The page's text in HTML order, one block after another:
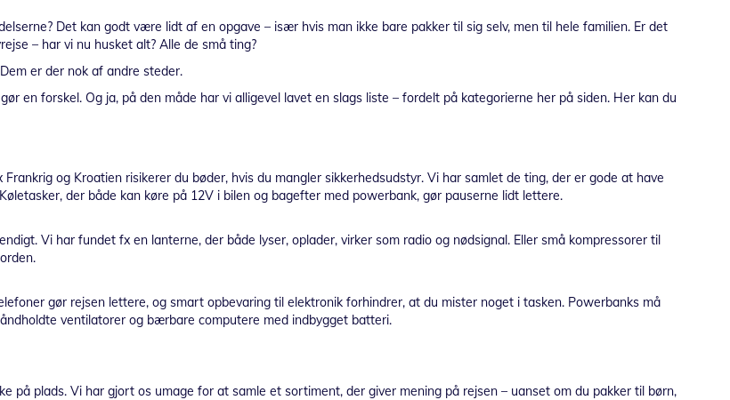
Det kan godt være lidt af en opgave – især hvis man ikke bare pakker til sig selv, men til hele familien. Er det
– har vi nu husket alt? Alle de små ting?
er der nok af andre steder.
en forskel. Og ja, på den måde har vi alligevel lavet en slags liste – fordelt på kategorierne her på siden. Her kan du
og Kroatien risikerer du bøder, hvis du mangler sikkerhedsudstyr. Vi har samlet de ting, der er gode at have
der både kan køre på 12V i bilen og bagefter med powerbank, gør pauserne lidt lettere.
Vi har fundet fx en lanterne, der både lyser, oplader, virker som radio og nødsignal. Eller små kompressorer til
gør rejsen lettere, og smart opbevaring til elektronik forhindrer, at du mister noget i tasken. Powerbanks må
ventilatorer og bærbare computere med indbygget batteri.
på plads. Vi har gjort os umage for at samle et sortiment, der giver mening på rejsen – uanset om du pakker til børn,